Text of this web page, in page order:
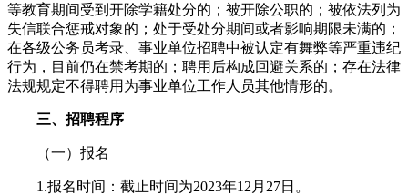
等教育期间受到开除学籍处分的；被开除公职的；被依法列为
失信联合惩戒对象的；处于受处分期间或者影响期限未满的；
在各级公务员考录、事业单位招聘中被认定有舞弊等严重违纪
行为，目前仍在禁考期的；聘用后构成回避关系的；存在法律
法规规定不得聘用为事业单位工作人员其他情形的。
三、招聘程序
（一）报名
1.报名时间：截止时间为2023年12月27日。